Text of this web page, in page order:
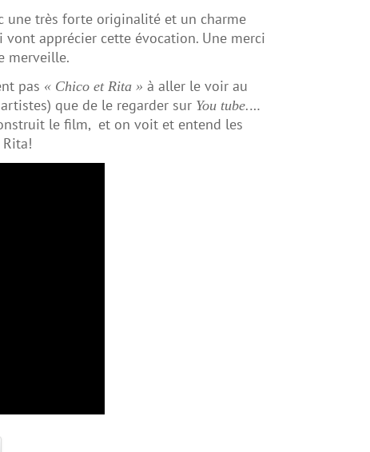
une très forte originalité et un charme
vont apprécier cette évocation. Une merci
merveille.
pas « Chico et Rita » à aller le voir au
que de le regarder sur You tube.…
le film, et on voit et entend les